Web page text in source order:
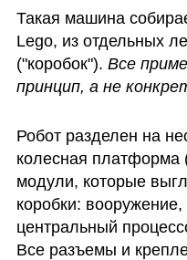
Такая машина
Lego, из отдельных
("коробок"). Все
принцип, а не
Робот разделен на
колесная
модули, которые
коробки:
центральный
Все разъемы и